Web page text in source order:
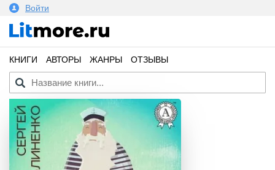
Войти
КНИГИ АВТОРЫ ЖАНРЫ ОТЗЫВЫ